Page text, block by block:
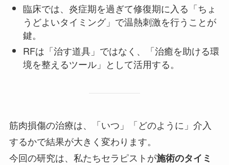
臨床では、炎症期を過ぎて修復期に入る「ちょ
うどよいタイミング」で温熱刺激を行うことが
鍵。
RFは「治す道具」ではなく、「治癒を助ける環
境を整えるツール」として活用する。
筋肉損傷の治療は、「いつ」「どのように」介入
するかで結果が大きく変わります。
今回の研究は、私たちセラピストが施術のタイミ